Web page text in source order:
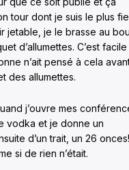
tour dont je suis le plus
jetable, je le brasse au
d’allumettes. C’est facile
n’ait pensé à cela
des allumettes.
j’ouvre mes
vodka et je donne un
d’un trait, un 26 onces!
si de rien n’était.